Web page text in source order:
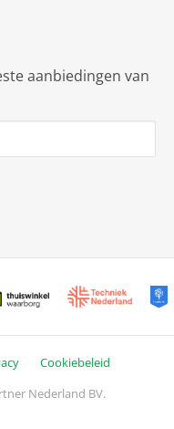
aanbiedingen van
Cookiebeleid
Nederland BV.